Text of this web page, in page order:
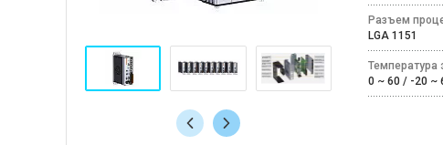
Разъем
LGA 1151
Температура
0 ~ 60 / -20 ~